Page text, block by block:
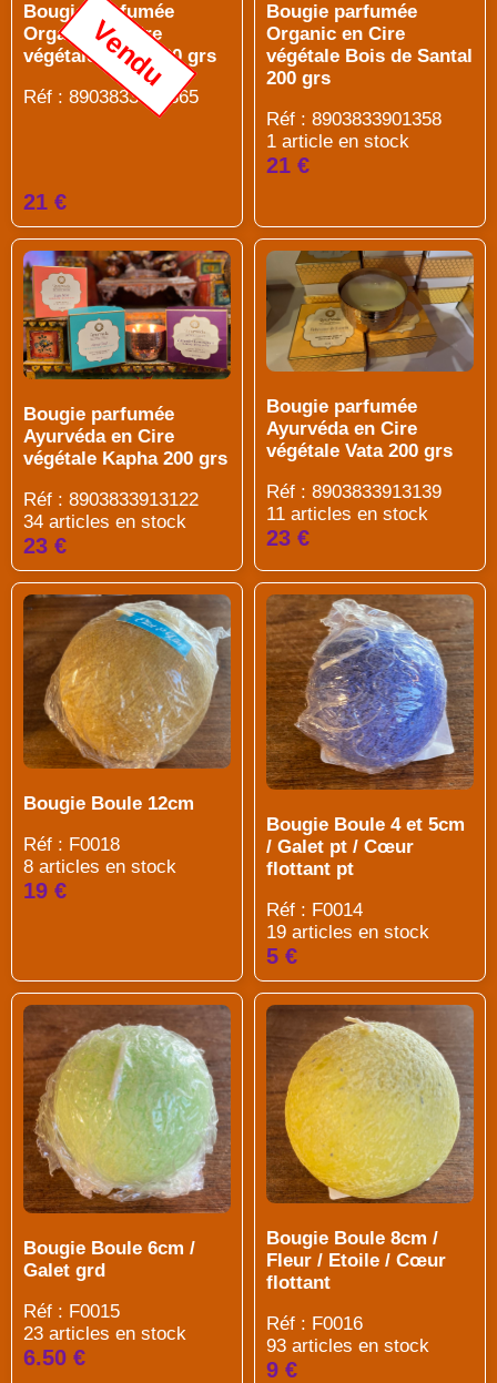
Bougie parfumée
Organic en Cire
végétale Rose 200 grs
Réf : 8903833901365
Vendu
21 €
Bougie parfumée
Organic en Cire
végétale Bois de Santal
200 grs
Réf : 8903833901358
1 article en stock
21 €
Bougie parfumée
Ayurvéda en Cire
végétale Kapha 200 grs
Réf : 8903833913122
34 articles en stock
23 €
Bougie parfumée
Ayurvéda en Cire
végétale Vata 200 grs
Réf : 8903833913139
11 articles en stock
23 €
Bougie Boule 12cm
Réf : F0018
8 articles en stock
19 €
Bougie Boule 4 et 5cm
/ Galet pt / Cœur
flottant pt
Réf : F0014
19 articles en stock
5 €
Bougie Boule 6cm /
Galet grd
Réf : F0015
23 articles en stock
6.50 €
Bougie Boule 8cm /
Fleur / Etoile / Cœur
flottant
Réf : F0016
93 articles en stock
9 €